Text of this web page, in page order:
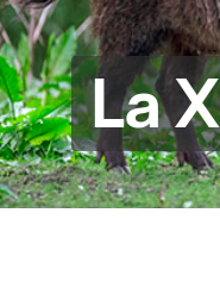
La